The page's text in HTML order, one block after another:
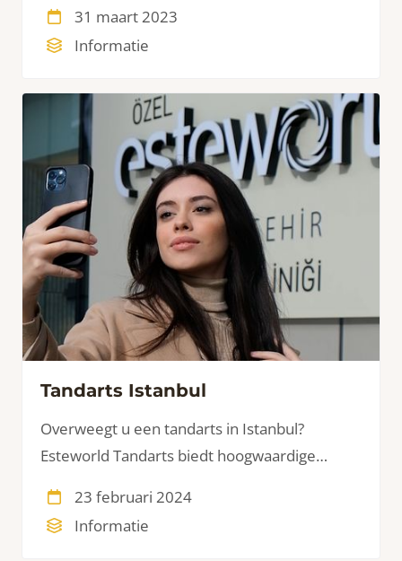
gezond gebit is het ultieme
schoonheidsideaal. Helaas is het niet altijd
31 maart 2023
Informatie
Tandarts Istanbul
Overweegt u een tandarts in Istanbul?
Esteworld Tandarts biedt hoogwaardige
bezoekers in Istanbul, Turkije.
23 februari 2024
Informatie